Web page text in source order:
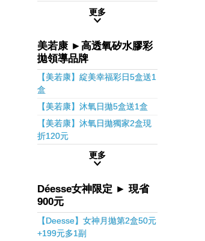
更多
美若康 ►高透氧矽水膠彩
拋領導品牌
【美若康】綻美幸福彩日5盒送1
盒
【美若康】沐氧日拋5盒送1盒
【美若康】沐氧日拋獨家2盒現
折120元
更多
Déesse女神限定 ► 現省
900元
【Deesse】女神月拋第2盒50元
+199元多1副